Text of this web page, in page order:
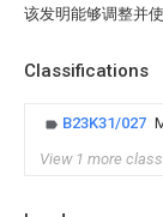
该发明能够调整并
Classifications
B23K31/027
View 1 more